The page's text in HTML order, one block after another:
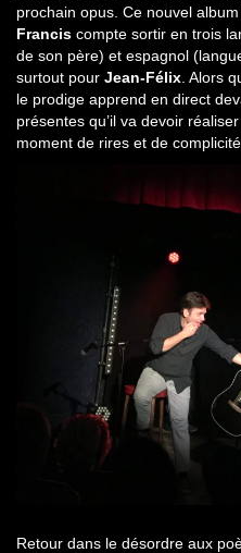
prochain opus. Ce nouvel
Francis compte sortir en trois
de son père) et espagnol
surtout pour Jean-Félix . Alors
le prodige apprend en direct
présentes qu’il va devoir
moment de rires et de
Retour dans le désordre aux